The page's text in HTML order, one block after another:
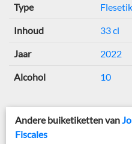
Type
Inhoud 33 cl
Jaar 2022
Alcohol 10
Andere buiketiketten van
Fiscales